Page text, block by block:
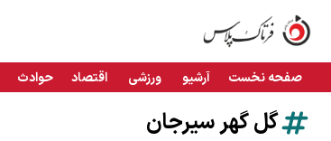
صفحه نخست آرشیو ورزشی اقتصاد حوادث
گل گهر سیرجان